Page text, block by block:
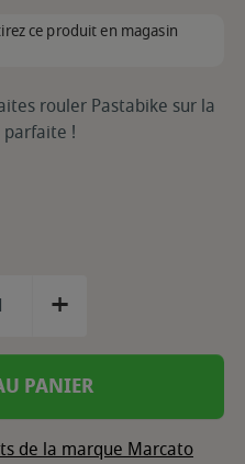
ce produit en magasin
rouler Pastabike sur la
!
+
PANIER
de la marque Marcato